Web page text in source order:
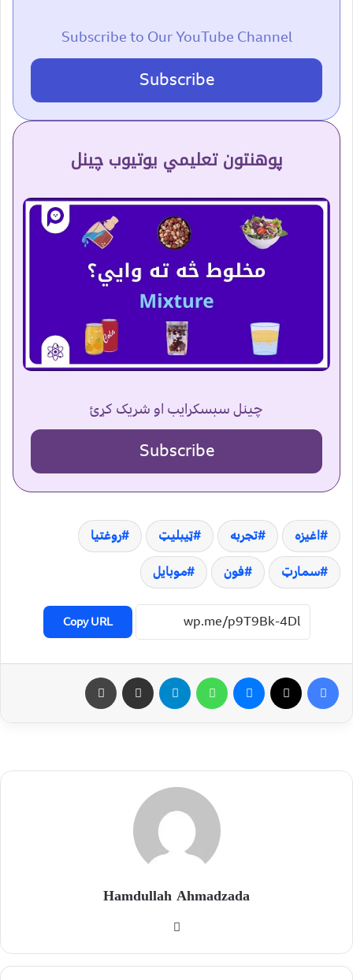
Subscribe to Our YouTube Channel
Subscribe
پوهنتون تعلیمي یوتیوب چینل
چینل سبسکرایب او شریک کړئ
Subscribe
اغيزه تجربه ټيبليټ
روغتيا
سمارټ
فون موبايل
Copy URL
Hamdullah Ahmadzada